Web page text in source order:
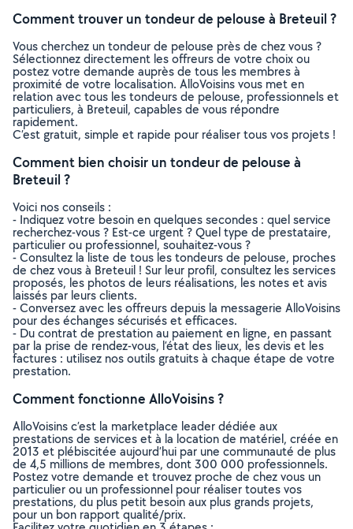
Comment trouver un tondeur de pelouse à Breteuil ?
Vous cherchez un tondeur de pelouse près de chez vous ?
Sélectionnez directement les offreurs de votre choix ou
postez votre demande auprès de tous les membres à
proximité de votre localisation. AlloVoisins vous met en
relation avec tous les tondeurs de pelouse, professionnels et
particuliers, à Breteuil, capables de vous répondre
rapidement.
C’est gratuit, simple et rapide pour réaliser tous vos projets !
Comment bien choisir un tondeur de pelouse à
Breteuil ?
Voici nos conseils :
- Indiquez votre besoin en quelques secondes : quel service
recherchez-vous ? Est-ce urgent ? Quel type de prestataire,
particulier ou professionnel, souhaitez-vous ?
- Consultez la liste de tous les tondeurs de pelouse, proches
de chez vous à Breteuil ! Sur leur profil, consultez les services
proposés, les photos de leurs réalisations, les notes et avis
laissés par leurs clients.
- Conversez avec les offreurs depuis la messagerie AlloVoisins
pour des échanges sécurisés et efficaces.
- Du contrat de prestation au paiement en ligne, en passant
par la prise de rendez-vous, l’état des lieux, les devis et les
factures : utilisez nos outils gratuits à chaque étape de votre
prestation.
Comment fonctionne AlloVoisins ?
AlloVoisins c’est la marketplace leader dédiée aux
prestations de services et à la location de matériel, créée en
2013 et plébiscitée aujourd’hui par une communauté de plus
de 4,5 millions de membres, dont 300 000 professionnels.
Postez votre demande et trouvez proche de chez vous un
particulier ou un professionnel pour réaliser toutes vos
prestations, du plus petit besoin aux plus grands projets,
pour un bon rapport qualité/prix.